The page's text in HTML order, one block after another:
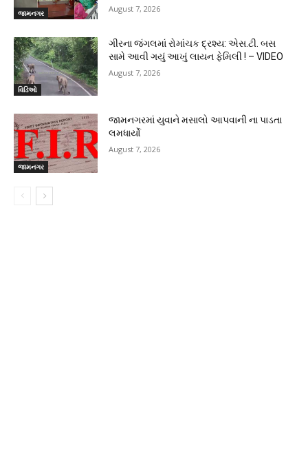
જામનગર August 7, 2026
વિડિઓ
ગીરના જંગલમાં રોમાંચક દ્રશ્ય: એસ.ટી. બસ
સામે આવી ગયું આખું લાયન ફેમિલી ! – VIDEO
August 7, 2026
જામનગર
જામનગરમાં યુવાને મસાલો આપવાની ના પાડતા
લમધાર્યો
August 7, 2026